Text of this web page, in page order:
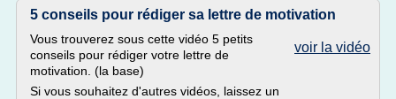
5 conseils pour rédiger sa lettre de motivation
voir la vidéo
Vous trouverez sous cette vidéo 5 petits
conseils pour rédiger votre lettre de
motivation. (la base)
Si vous souhaitez d'autres vidéos, laissez un